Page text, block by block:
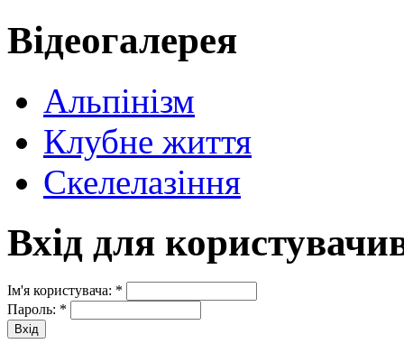
Відеогалерея
Альпінізм
Клубне життя
Скелелазіння
Вхід для
Ім'я користувача: *
Пароль: *